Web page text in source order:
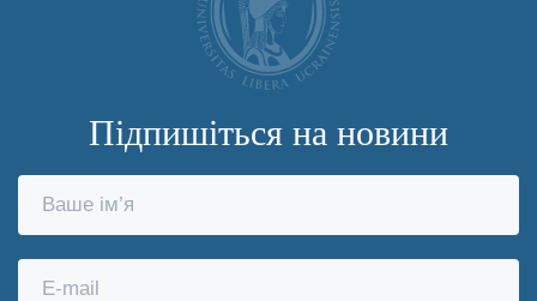
Підпишіться на новини